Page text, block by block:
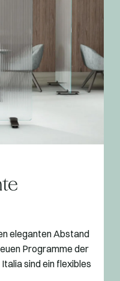
eleganten Abstand
Programme der
sind ein flexibles